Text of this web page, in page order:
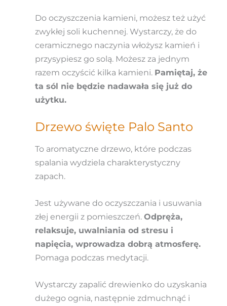
Do oczyszczenia kamieni, możesz też użyć
zwykłej soli kuchennej. Wystarczy, że do
ceramicznego naczynia włożysz kamień i
przysypiesz go solą. Możesz za jednym
razem oczyścić kilka kamieni. Pamiętaj, że
ta sól nie będzie nadawała się już do
użytku.
Drzewo święte Palo Santo
To aromatyczne drzewo, które podczas
spalania wydziela charakterystyczny
zapach.
Jest używane do oczyszczania i usuwania
złej energii z pomieszczeń. Odpręża,
relaksuje, uwalniania od stresu i
napięcia, wprowadza dobrą atmosferę.
Pomaga podczas medytacji.
Wystarczy zapalić drewienko do uzyskania
dużego ognia, następnie zdmuchnąć i